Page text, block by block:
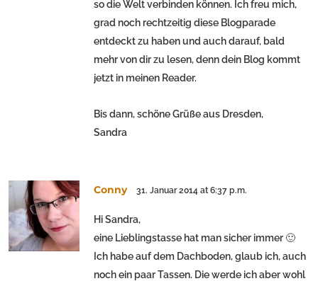
so die Welt verbinden können. Ich freu mich,
grad noch rechtzeitig diese Blogparade
entdeckt zu haben und auch darauf, bald
mehr von dir zu lesen, denn dein Blog kommt
jetzt in meinen Reader.
Bis dann, schöne Grüße aus Dresden,
Sandra
Conny 31. Januar 2014 at 6:37 p.m.
Hi Sandra,
eine Lieblingstasse hat man sicher immer 🙂
Ich habe auf dem Dachboden, glaub ich, auch
noch ein paar Tassen. Die werde ich aber wohl